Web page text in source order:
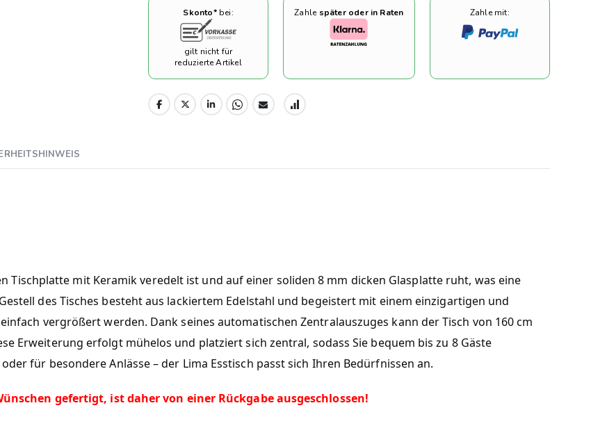
Skonto*bei:
gilt nicht für
reduzierte Artikel
Zahle später oder in Raten Zahle mit:
Tischplatte mit Keramik veredelt ist und auf einer soliden 8 mm dicken Glasplatte ruht, was eine
des Tisches besteht aus lackiertem Edelstahl und begeistert mit einem einzigartigen und
vergrößert werden. Dank seines automatischen Zentralauszuges kann der Tisch von 160 cm
Erweiterung erfolgt mühelos und platziert sich zentral, sodass Sie bequem bis zu 8 Gäste
für besondere Anlässe – der Lima Esstisch passt sich Ihren Bedürfnissen an.
gefertigt, ist daher von einer Rückgabe ausgeschlossen!